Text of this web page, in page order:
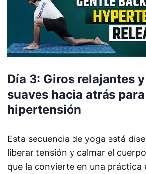
Día 3: Giros relajantes
suaves hacia atrás
hipertensión
Esta secuencia de yoga está
liberar tensión y calmar el
que la convierte en una práctica